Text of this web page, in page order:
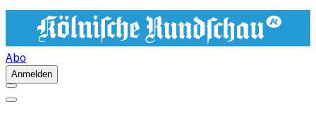
Abo
Anmelden